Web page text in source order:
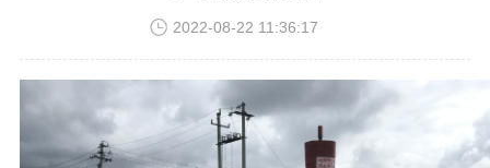
2022-08-22 11:36:17